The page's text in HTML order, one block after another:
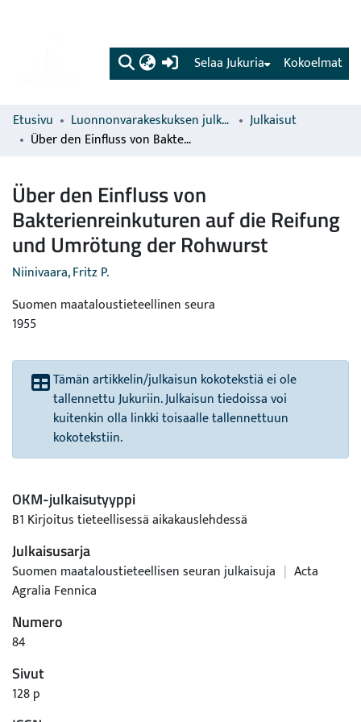
(current) Kokoelmat
Selaa Jukuria
Etusivu Luonnonvarakeskuksen julkaisut
Julkaisut
Über den Einfluss von Bakterienreinkuturen auf die Reifung und Umrötung der Rohwurst
Über den Einfluss von
Bakterienreinkuturen auf die Reifung
und Umrötung der Rohwurst
Niinivaara, Fritz P.
Suomen maataloustieteellinen seura
1955
Tämän artikkelin/julkaisun kokotekstiä ei ole
tallennettu Jukuriin. Julkaisun tiedoissa voi
kuitenkin olla linkki toisaalle tallennettuun
kokotekstiin.
OKM-julkaisutyyppi
B1 Kirjoitus tieteellisessä aikakauslehdessä
Julkaisusarja
Suomen maataloustieteellisen seuran julkaisuja | Acta
Agralia Fennica
Numero
84
Sivut
128 p